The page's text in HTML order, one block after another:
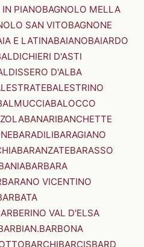
PIANOBAGNOLO MELLA
SAN VITOBAGNONE
E LATINABAIANOBAIARDO
D'ASTI
D'ALBA
BALESTRINO
BALOCCO
BANARIBANCHETTE
BARADILIBARAGIANO
BARANZATEBARASSO
BARBARA
VICENTINO
VAL D'ELSA
BARBONA
BARCHIBARCISBARD